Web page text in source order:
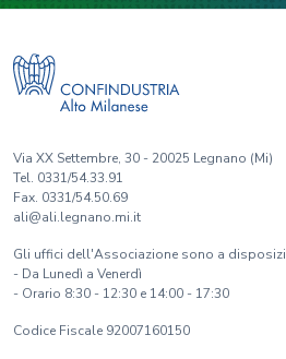
Via XX Settembre, 30 - 20025 Legnano (Mi)
Tel. 0331/54.33.91
Fax. 0331/54.50.69
ali@ali.legnano.mi.it
Gli uffici dell'Associazione sono a
- Da Lunedì a Venerdì
- Orario 8:30 - 12:30 e 14:00 - 17:30
Codice Fiscale 92007160150